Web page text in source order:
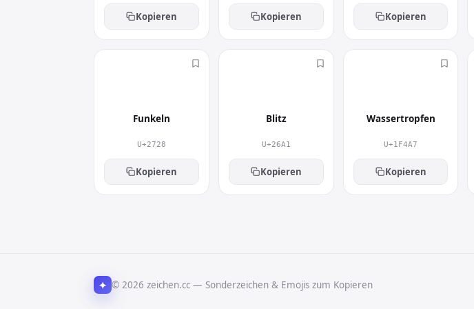
Kopieren Kopieren Kopieren
Funkeln
U+2728
Kopieren
Blitz
U+26A1
Kopieren
Wassertropfen
U+1F4A7
Kopieren
✦ © 2026 zeichen.cc — Sonderzeichen & Emojis zum Kopieren